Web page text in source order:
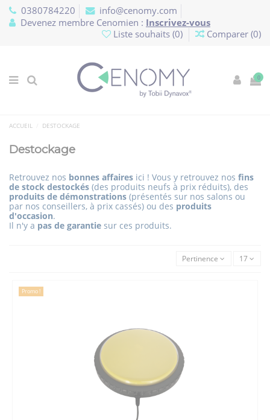
0380784220
info@cenomy.com
Devenez membre Cenomien : Inscrivez-vous
Liste souhaits (0) Comparer (0)
0
ACCUEIL DESTOCKAGE
Destockage
Retrouvez nos bonnes affaires ici ! Vous y retrouvez nos fins
de stock destockés (des produits neufs à prix réduits), des
produits de démonstrations (présentés sur nos salons ou
par nos conseillers, à prix cassés) ou des produits
d'occasion.
Il n'y a pas de garantie sur ces produits.
Pertinence 17
Promo !
Panneau de gestion des cookies